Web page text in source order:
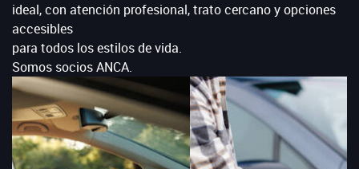
ideal, con atención profesional, trato cercano y opciones
accesibles
para todos los estilos de vida.
Somos socios ANCA.